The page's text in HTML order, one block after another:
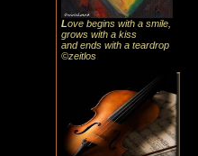
Love begins with a smile,
grows with a kiss
and ends with a teardrop
©zeitlos